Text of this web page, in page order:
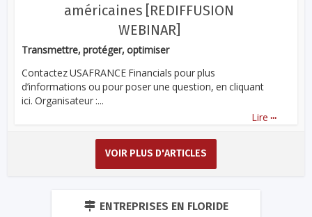
américaines [REDIFFUSION
WEBINAR]
Transmettre, protéger, optimiser
Contactez USAFRANCE Financials pour plus
d’informations ou pour poser une question, en cliquant
ici. Organisateur :...
Lire ...
VOIR PLUS D'ARTICLES
ENTREPRISES EN FLORIDE